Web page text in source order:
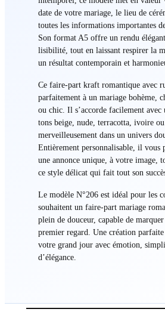
date de votre mariage, le lieu de
toutes les informations importantes
Son format A5 offre un rendu
lisibilité, tout en laissant respirer la
un résultat contemporain et
Ce faire-part kraft romantique avec
parfaitement à un mariage bohème,
ou chic. Il s’accorde facilement avec
tons beige, nude, terracotta, ivoire
merveilleusement dans un univers
Entièrement personnalisable, il vous
une annonce unique, à votre image,
ce style délicat qui fait tout son
Le modèle N°206 est idéal pour les
souhaitent un faire-part mariage
plein de douceur, capable de
premier regard. Une création
votre grand jour avec émotion,
d’élégance.